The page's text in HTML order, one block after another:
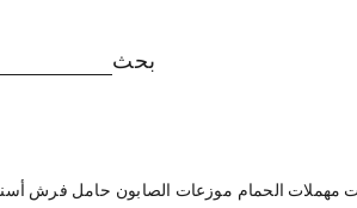
بحث
مهملات الحمام موزعات الصابون حامل فرش